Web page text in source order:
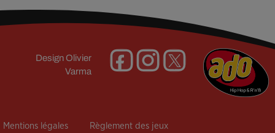
Design Olivier
Varma
Mentions légales Règlement des jeux